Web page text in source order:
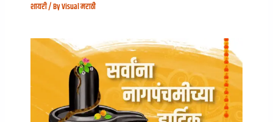
शायरी/ ByVisual मराठी